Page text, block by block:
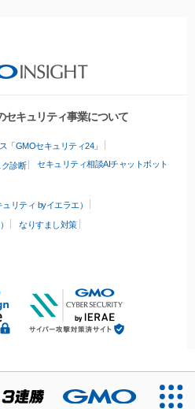
セキュリティ事業について
「GMOセキュリティ24」
診断 セキュリティ相談AIチャットボット
リティ byイエラエ）
なりすまし対策